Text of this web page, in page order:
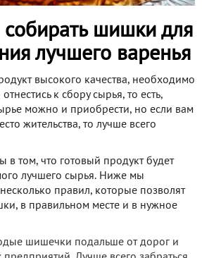
собирать шишки для
лучшего варенья
высокого качества, необходимо
к сбору сырья, то есть,
можно и приобрести, но если вам
жительства, то лучше всего
в том, что готовый продукт будет
лучшего сырья. Ниже мы
правил, которые позволят
в правильном месте и в нужное
шишечки подальше от дорог и